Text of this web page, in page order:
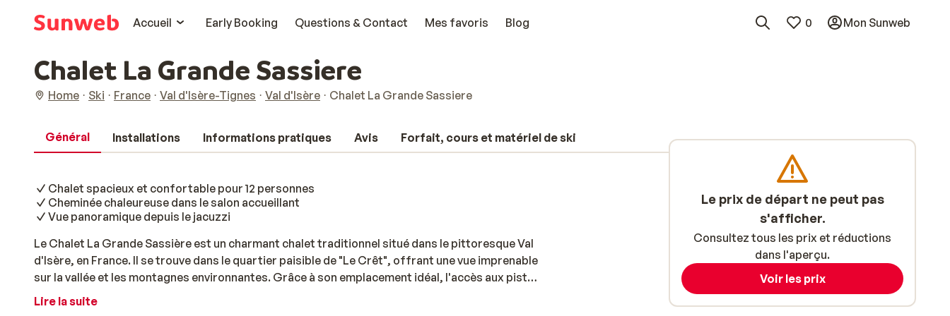
Accueil
Early Booking Questions & Contact Mes favoris Blog 0 Mon Sunweb
Chalet La Grande Sassiere
Home Ski France Val d'Isère-Tignes Val d'Isère Chalet La Grande Sassiere
Général Installations Informations pratiques Avis Forfait, cours et matériel de ski
Chalet spacieux et confortable pour 12 personnes
Cheminée chaleureuse dans le salon accueillant
Vue panoramique depuis le jacuzzi
Le Chalet La Grande Sassière est un charmant chalet traditionnel situé dans le pittoresque Val
d'Isère, en France. Il se trouve dans le quartier paisible de "Le Crêt", offrant une vue imprenable
sur la vallée et les montagnes environnantes. Grâce à son emplacement idéal, l'accès aux pistes
de ski est facile. La navette gratuite pour les pistes est à quelques minutes à pied, et le centre
Lire la suite
Le prix de départ ne peut pas
s'afficher.
Consultez tous les prix et réductions
dans l'aperçu.
Voir les prix